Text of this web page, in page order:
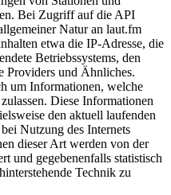
Bei Zugriff auf die API
Natur an laut.fm
etwa die IP-Adresse, die
Betriebssystems, den
Providers und Ähnliches.
um Informationen, welche
Diese Informationen
den aktuell laufenden
Nutzung des Internets
dieser Art werden von der
und gegebenenfalls statistisch
Technik zu